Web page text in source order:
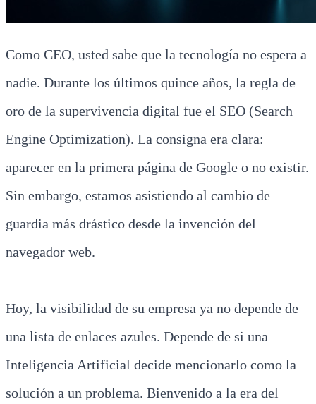
Como CEO, usted sabe que la tecnología no espera a
nadie. Durante los últimos quince años, la regla de
oro de la supervivencia digital fue el SEO (Search
Engine Optimization). La consigna era clara:
aparecer en la primera página de Google o no existir.
Sin embargo, estamos asistiendo al cambio de
guardia más drástico desde la invención del
navegador web.
Hoy, la visibilidad de su empresa ya no depende de
una lista de enlaces azules. Depende de si una
Inteligencia Artificial decide mencionarlo como la
solución a un problema. Bienvenido a la era del